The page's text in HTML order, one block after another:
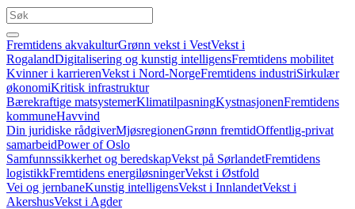
Fremtidens akvakulturGrønn vekst i VestVekst i
RogalandDigitalisering og kunstig intelligensFremtidens mobilitet
Kvinner i karrierenVekst i Nord-NorgeFremtidens industriSirkulær
økonomiKritisk infrastruktur
Bærekraftige matsystemerKlimatilpasningKystnasjonenFremtidens
kommuneHavvind
Din juridiske rådgiverMjøsregionenGrønn fremtidOffentlig-privat
samarbeidPower of Oslo
Samfunnssikkerhet og beredskapVekst på SørlandetFremtidens
logistikkFremtidens energiløsningerVekst i Østfold
Vei og jernbaneKunstig intelligensVekst i InnlandetVekst i
AkershusVekst i Agder